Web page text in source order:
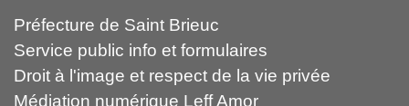
Préfecture de Saint Brieuc
Service public info et formulaires
Droit à l'image et respect de la vie privée
Médiation numérique Leff Amor